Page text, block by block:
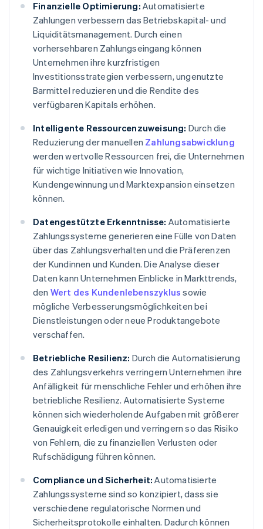
Finanzielle Optimierung: Automatisierte
Zahlungen verbessern das Betriebskapital- und
Liquiditätsmanagement. Durch einen
vorhersehbaren Zahlungseingang können
Unternehmen ihre kurzfristigen
Investitionsstrategien verbessern, ungenutzte
Barmittel reduzieren und die Rendite des
verfügbaren Kapitals erhöhen.
Intelligente Ressourcenzuweisung: Durch die
Reduzierung der manuellen Zahlungsabwicklung
werden wertvolle Ressourcen frei, die Unternehmen
für wichtige Initiativen wie Innovation,
Kundengewinnung und Marktexpansion einsetzen
können.
Datengestützte Erkenntnisse: Automatisierte
Zahlungssysteme generieren eine Fülle von Daten
über das Zahlungsverhalten und die Präferenzen
der Kundinnen und Kunden. Die Analyse dieser
Daten kann Unternehmen Einblicke in Markttrends,
den Wert des Kundenlebenszyklus sowie
mögliche Verbesserungsmöglichkeiten bei
Dienstleistungen oder neue Produktangebote
verschaffen.
Betriebliche Resilienz: Durch die Automatisierung
des Zahlungsverkehrs verringern Unternehmen ihre
Anfälligkeit für menschliche Fehler und erhöhen ihre
betriebliche Resilienz. Automatisierte Systeme
können sich wiederholende Aufgaben mit größerer
Genauigkeit erledigen und verringern so das Risiko
von Fehlern, die zu finanziellen Verlusten oder
Rufschädigung führen können.
Compliance und Sicherheit: Automatisierte
Zahlungssysteme sind so konzipiert, dass sie
verschiedene regulatorische Normen und
Sicherheitsprotokolle einhalten. Dadurch können